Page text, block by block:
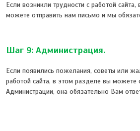
Если возникли трудности с работой
можете отправить нам письмо и мы
Шаг 9: Администрация.
Если появились пожелания, советы или
работой сайта, в этом разделе вы можете
Администрации, она обязательно Вам